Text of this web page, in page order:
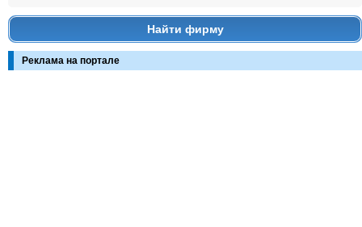
Найти фирму
Реклама на портале